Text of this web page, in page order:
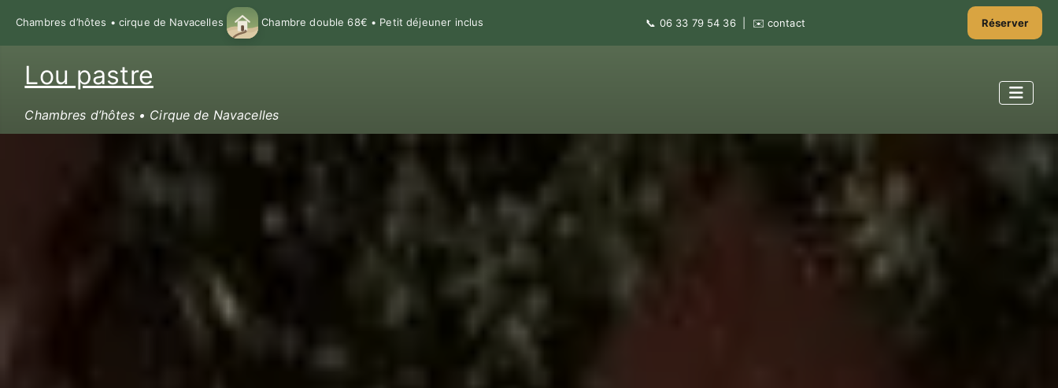
Chambres d’hôtes • cirque de Navacelles Chambre double 68€ • Petit déjeuner inclus 📞 06 33 79 54 36| ✉️ contact Réserver
Lou pastre
Chambres d’hôtes • Cirque de Navacelles